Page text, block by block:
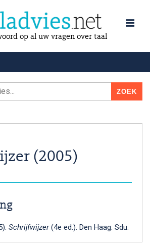
op al uw vragen over taal
(2005)
Schrijfwijzer(4e ed.). Den Haag: Sdu.